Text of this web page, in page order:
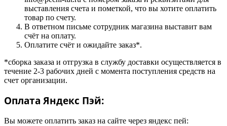
выставления счета и пометкой, что вы хотите оплатить
товар по счету.
В ответном письме сотрудник магазина выставит вам
счёт на оплату.
Оплатите счёт и ожидайте заказ*.
*сборка заказа и отгрузка в службу доставки осуществляется в
течение 2-3 рабочих дней с момента поступления средств на
счет организации.
Оплата Яндекс Пэй:
Вы можете оплатить заказ на сайте через яндекс пей: